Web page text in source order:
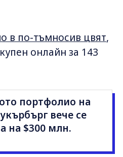
в по-тъмносив цвят,
онлайн за 143
портфолио на
вече се
на $300 млн.